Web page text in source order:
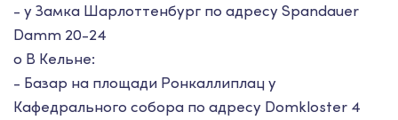
- у Замка Шарлоттенбург по адресу Spandauer
Damm 20-24
o В Кельне:
- Базар на площади Ронкаллиплац у
Кафедрального собора по адресу Domkloster 4